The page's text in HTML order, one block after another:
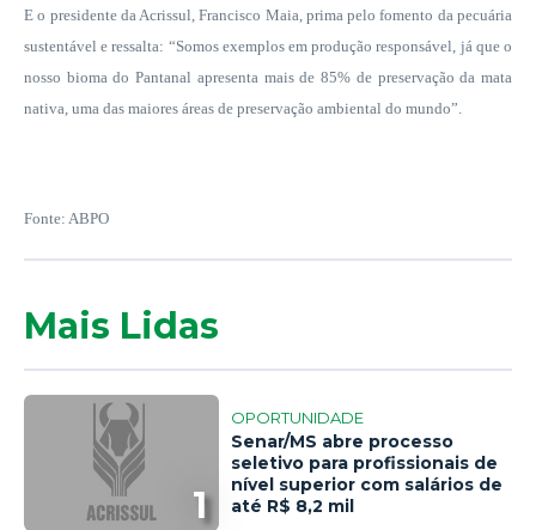
E o presidente da Acrissul, Francisco Maia, prima pelo fomento da pecuária
sustentável e ressalta: “Somos exemplos em produção responsável, já que o
nosso bioma do Pantanal apresenta mais de 85% de preservação da mata
nativa, uma das maiores áreas de preservação ambiental do mundo”.
Fonte: ABPO
Mais Lidas
1
OPORTUNIDADE
Senar/MS abre processo
seletivo para profissionais de
nível superior com salários de
até R$ 8,2 mil